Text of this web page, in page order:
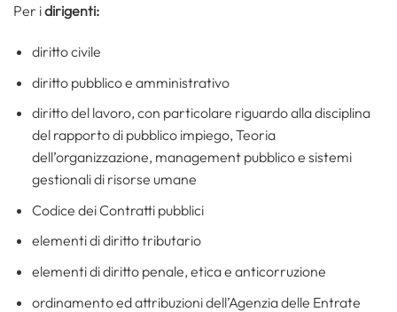
Per idirigenti:
diritto civile
diritto pubblico e amministrativo
diritto del lavoro, con particolare riguardo alla disciplina
del rapporto di pubblico impiego, Teoria
dell’organizzazione, management pubblico e sistemi
gestionali di risorse umane
Codice dei Contratti pubblici
elementi di diritto tributario
elementi di diritto penale, etica e anticorruzione
ordinamento ed attribuzioni dell’Agenzia delle Entrate